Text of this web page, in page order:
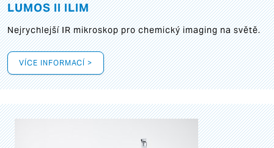
LUMOS II ILIM
Nejrychlejší IR mikroskop pro chemický imaging na světě.
VÍCE INFORMACÍ >